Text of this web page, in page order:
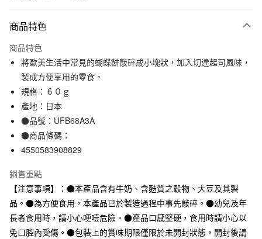
信用卡一次付款
信用卡分期付款
3 期 0 利率 每期NT$16
合作金庫商業銀行
華南商業銀行
上海商業儲蓄銀行
臺灣中小企業銀行
匯豐（台灣）商業銀行
元大商業銀行
玉山商業銀行
星展（台灣）商業銀行
台新國際商業銀行
中國信託商業銀行
台灣樂天信用卡公司
超商取貨付款
LINE Pay
Apple Pay
悠遊付
運送方式
全家取貨付款
商品特色
商品特色
將歐美生活中常見的蝴蝶餅敲碎成小塊狀，加入切達起司風味，
製成方便享用的零食。
規格：６０ｇ
產地：日本
●品號：UFB68A3A
●商品條碼：
4550583908829
銷售重點
【注意事項】：●本產品含有牛奶、含麩質之穀物、大豆及其製
品。●為方便食用，本產品已於製造過程中事先敲碎。●幼兒及年
長者食用時，請小心哽噎危險。●產品口感堅硬，食用時請小心以
免口腔內受傷。●包裝上的賞味期限僅限於未開封狀態，開封後請